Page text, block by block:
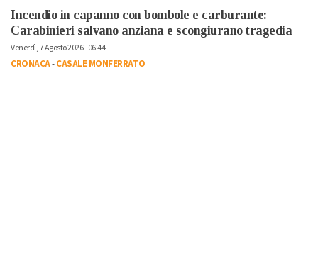
Incendio in capanno con bombole e carburante:
Carabinieri salvano anziana e scongiurano tragedia
Venerdì, 7 Agosto 2026 - 06:44
CRONACA-CASALE MONFERRATO